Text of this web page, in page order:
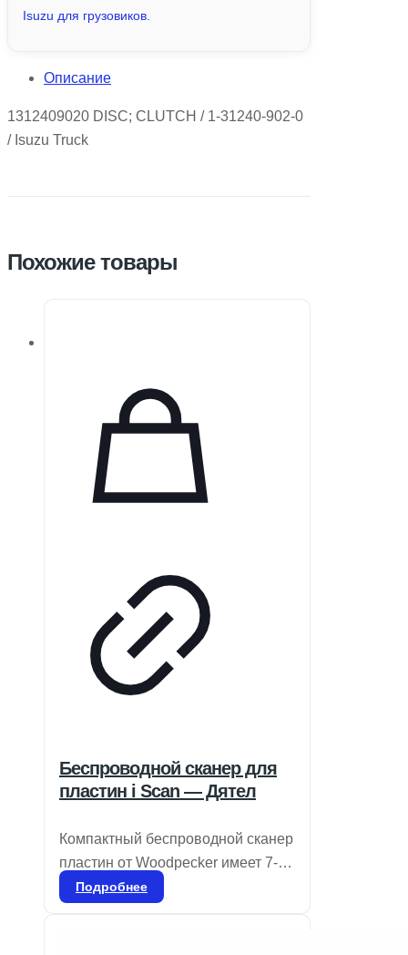
Isuzu для грузовиков.
Описание
1312409020 DISC; CLUTCH / 1-31240-902-0
/ Isuzu Truck
Похожие товары
Беспроводной сканер для
пластин i Scan — Дятел
Компактный беспроводной сканер
пластин от Woodpecker имеет 7-
дюймовый сенсорный экран с
Подробнее